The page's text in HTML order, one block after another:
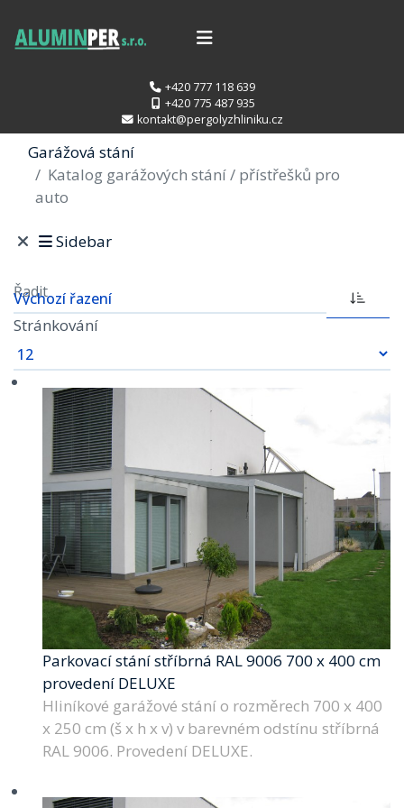
+420 777 118 639
+420 775 487 935
kontakt@pergolyzhliniku.cz
Garážová stání
Katalog garážových stání / přístřešků pro
auto
Sidebar
Řadit
Stránkování
Parkovací stání stříbrná RAL 9006 700 x 400 cm
provedení DELUXE
Hliníkové garážové stání o rozměrech 700 x 400
x 250 cm (š x h x v) v barevném odstínu stříbrná
RAL 9006. Provedení DELUXE.